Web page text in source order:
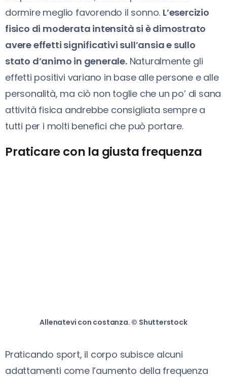
dormire meglio favorendo il sonno. L’esercizio
fisico di moderata intensità si è dimostrato
avere effetti significativi sull’ansia e sullo
stato d’animo in generale.Naturalmente gli
effetti positivi variano in base alle persone e alle
personalità, ma ciò non toglie che un po’ di sana
attività fisica andrebbe consigliata sempre a
tutti per i molti benefici che può portare.
Praticare con la giusta frequenza
Allenatevi con costanza. © Shutterstock
Praticando sport, il corpo subisce alcuni
adattamenti come l’aumento della frequenza